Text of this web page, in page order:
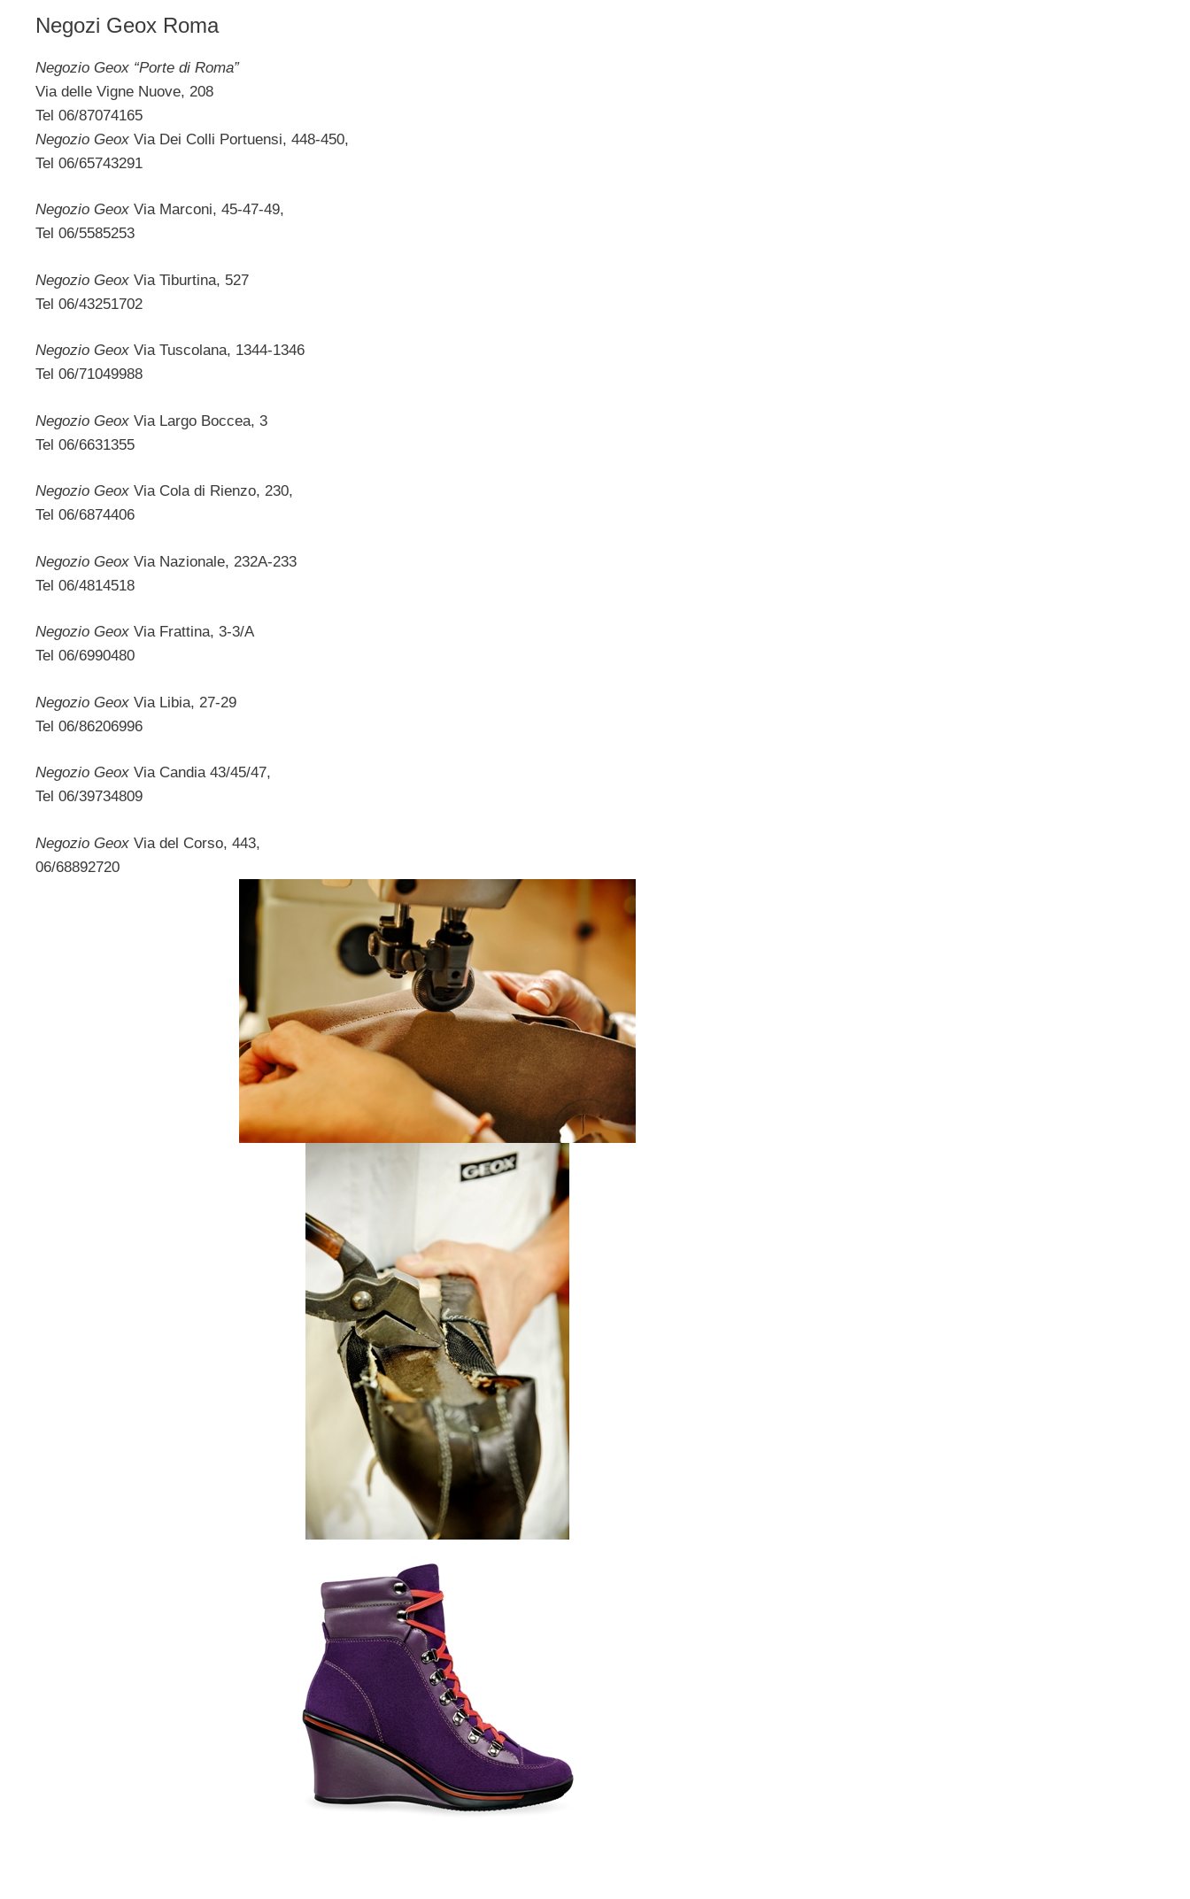
Negozi Geox Roma
Negozio Geox “Porte di Roma”
Via delle Vigne Nuove, 208
Tel 06/87074165
Negozio Geox Via Dei Colli Portuensi, 448-450,
Tel 06/65743291
Negozio Geox Via Marconi, 45-47-49,
Tel 06/5585253
Negozio Geox Via Tiburtina, 527
Tel 06/43251702
Negozio Geox Via Tuscolana, 1344-1346
Tel 06/71049988
Negozio Geox Via Largo Boccea, 3
Tel 06/6631355
Negozio Geox Via Cola di Rienzo, 230,
Tel 06/6874406
Negozio Geox Via Nazionale, 232A-233
Tel 06/4814518
Negozio Geox Via Frattina, 3-3/A
Tel 06/6990480
Negozio Geox Via Libia, 27-29
Tel 06/86206996
Negozio Geox Via Candia 43/45/47,
Tel 06/39734809
Negozio Geox Via del Corso, 443,
06/68892720